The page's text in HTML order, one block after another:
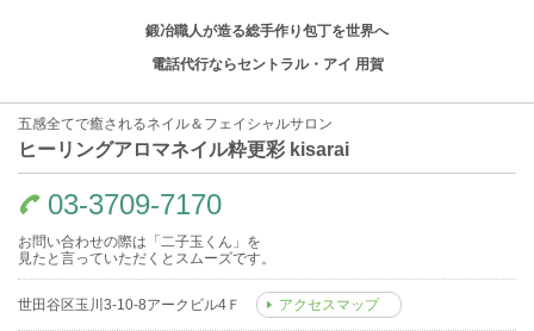
鍛冶職人が造る総手作り包丁を世界へ
電話代行ならセントラル・アイ 用賀
五感全てで癒されるネイル＆フェイシャルサロン
ヒーリングアロマネイル粋更彩 kisarai
03-3709-7170
お問い合わせの際は「二子玉くん」を
見たと言っていただくとスムーズです。
世田谷区玉川3-10-8アークビル4Ｆ アクセスマップ